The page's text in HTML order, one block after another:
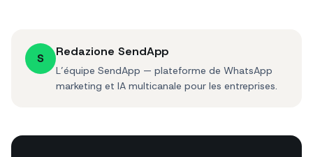
S Redazione SendApp
L’équipe SendApp — plateforme de WhatsApp
marketing et IA multicanale pour les entreprises.